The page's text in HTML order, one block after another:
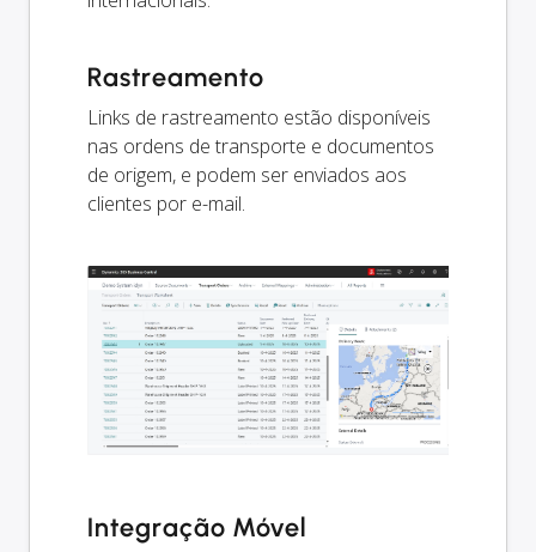
Rastreamento
Links de rastreamento estão disponíveis
nas ordens de transporte e documentos
de origem, e podem ser enviados aos
clientes por e-mail.
Integração Móvel